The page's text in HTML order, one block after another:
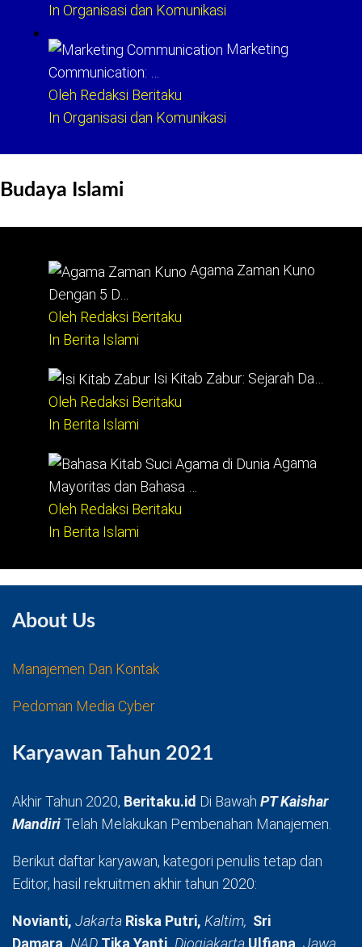
In Organisasi dan Komunikasi
Marketing
Communication: …
Oleh Redaksi Beritaku
In Organisasi dan Komunikasi
Budaya Islami
Agama Zaman Kuno
Dengan 5 D…
Oleh Redaksi Beritaku
In Berita Islami
Isi Kitab Zabur: Sejarah Da…
Oleh Redaksi Beritaku
In Berita Islami
Agama
Mayoritas dan Bahasa …
Oleh Redaksi Beritaku
In Berita Islami
About Us
Manajemen Dan Kontak
Pedoman Media Cyber
Karyawan Tahun 2021
Akhir Tahun 2020, Beritaku.id Di Bawah PT Kaishar
MandiriTelah Melakukan Pembenahan Manajemen.
Berikut daftar karyawan, kategori penulis tetap dan
Editor, hasil rekruitmen akhir tahun 2020:
Novianti, Jakarta Riska Putri, Kaltim, Sri
Damara, NAD Tika Yanti, Djogjakarta Ulfiana, Jawa